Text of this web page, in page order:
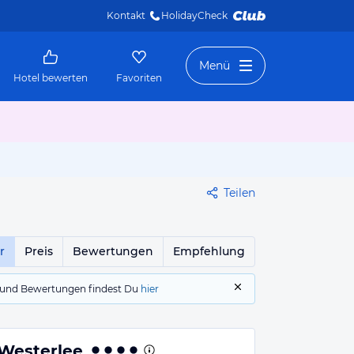
Kontakt HolidayCheck
Hotel bewerten Favoriten
Menü
Teilen
Preis Bewertungen Empfehlung
Bewertungen findest Du hier